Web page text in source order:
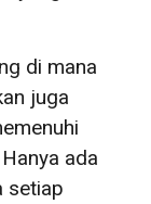
di mana
juga
ada
setiap